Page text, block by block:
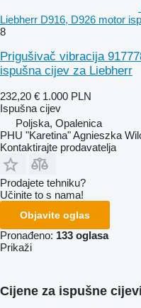
Liebherr D916, D926 motor
8
Prigušivač vibracija
ispušna cijev za Liebherr
232,20 € 1.000 PLN
Ispušna cijev
Poljska, Opalenica
PHU "Karetina" Agnieszka
Kontaktirajte prodavatelja
Prodajete tehniku?
Učinite to s nama!
Objavite oglas
Pronađeno: 133 oglasa
Prikaži
Cijene za ispušne cijevi